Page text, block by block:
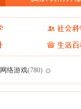
网络游戏(780)